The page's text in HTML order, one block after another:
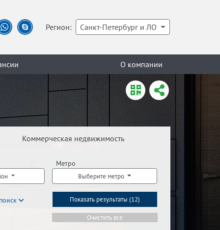
Регион: Санкт-Петербург и ЛО
О компании
Коммерческая недвижимость
Метро
Выберите метро
Показать результаты (12)
Очистить все